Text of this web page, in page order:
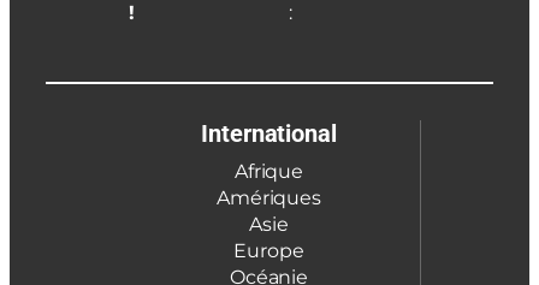
!
:
International
Afrique
Amériques
Asie
Europe
Océanie